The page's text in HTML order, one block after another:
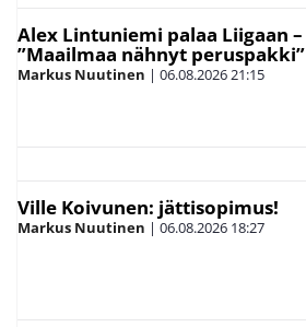
Alex Lintuniemi palaa Liigaan –
”Maailmaa nähnyt peruspakki”
Markus Nuutinen | 06.08.202621:15
Ville Koivunen: jättisopimus!
Markus Nuutinen | 06.08.2026 18:27